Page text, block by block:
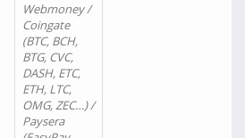
Webmoney /
Coingate
(BTC, BCH,
BTG, CVC,
DASH, ETC,
ETH, LTC,
OMG, ZEC…) /
Paysera